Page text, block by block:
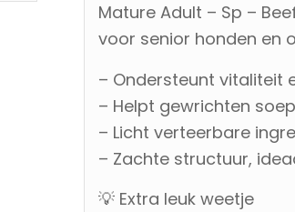
Mature Adult – Sp –
voor senior honden en
– Ondersteunt vitaliteit
– Helpt gewrichten
– Licht verteerbare
– Zachte structuur,
💡 Extra leuk weetje